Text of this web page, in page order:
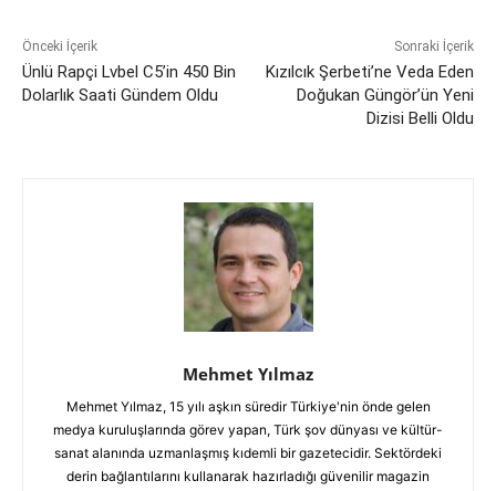
Önceki İçerik
Ünlü Rapçi Lvbel C5’in 450 Bin
Dolarlık Saati Gündem Oldu
Sonraki İçerik
Kızılcık Şerbeti’ne Veda Eden
Doğukan Güngör’ün Yeni
Dizisi Belli Oldu
Mehmet Yılmaz
Mehmet Yılmaz, 15 yılı aşkın süredir Türkiye'nin önde gelen
medya kuruluşlarında görev yapan, Türk şov dünyası ve kültür-
sanat alanında uzmanlaşmış kıdemli bir gazetecidir. Sektördeki
derin bağlantılarını kullanarak hazırladığı güvenilir magazin